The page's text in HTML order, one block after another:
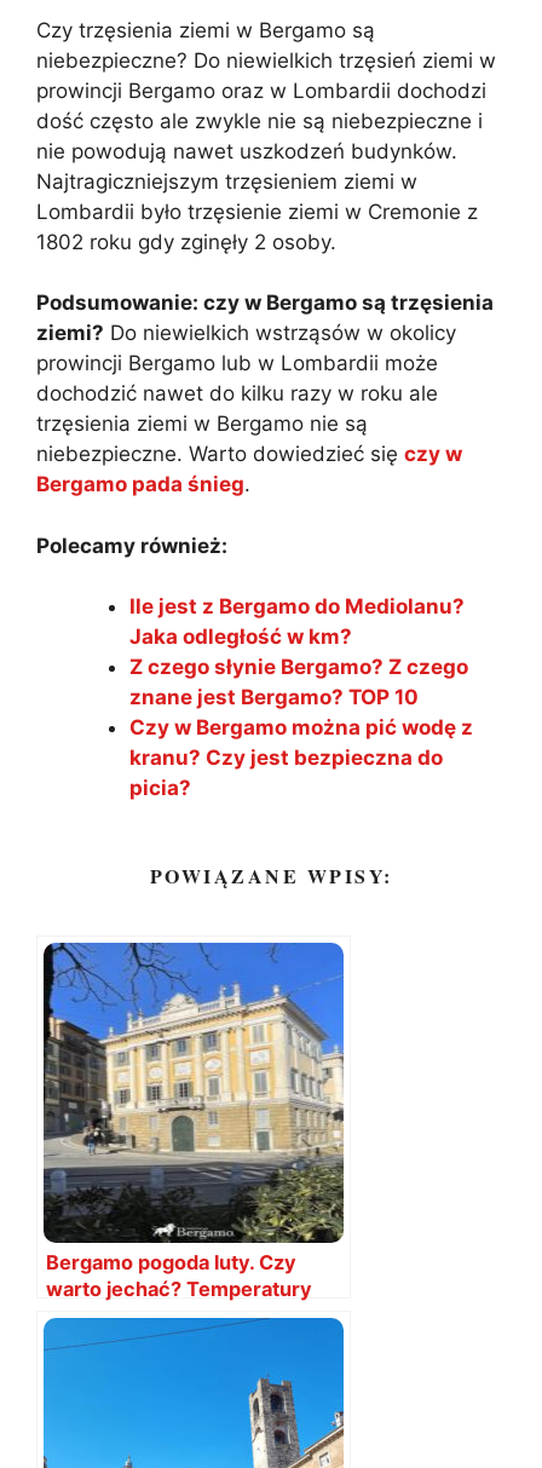
Czy trzęsienia ziemi w Bergamo są
niebezpieczne? Do niewielkich trzęsień ziemi w
prowincji Bergamo oraz w Lombardii dochodzi
dość często ale zwykle nie są niebezpieczne i
nie powodują nawet uszkodzeń budynków.
Najtragiczniejszym trzęsieniem ziemi w
Lombardii było trzęsienie ziemi w Cremonie z
1802 roku gdy zginęły 2 osoby.
Podsumowanie: czy w Bergamo są trzęsienia
ziemi? Do niewielkich wstrząsów w okolicy
prowincji Bergamo lub w Lombardii może
dochodzić nawet do kilku razy w roku ale
trzęsienia ziemi w Bergamo nie są
niebezpieczne. Warto dowiedzieć się czy w
Bergamo pada śnieg.
Polecamy również:
Ile jest z Bergamo do Mediolanu?
Jaka odległość w km?
Z czego słynie Bergamo? Z czego
znane jest Bergamo? TOP 10
Czy w Bergamo można pić wodę z
kranu? Czy jest bezpieczna do
picia?
POWIĄZANE WPISY:
Bergamo pogoda luty. Czy
warto jechać? Temperatury